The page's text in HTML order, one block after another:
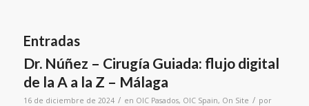
Entradas
Dr. Núñez – Cirugía Guiada: flujo digital
de la A a la Z – Málaga
16 de diciembre de 2024 / en OIC Pasados, OIC Spain, On Site / por